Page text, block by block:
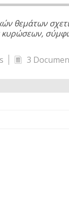
θεμάτων
κυρώσεων,
3